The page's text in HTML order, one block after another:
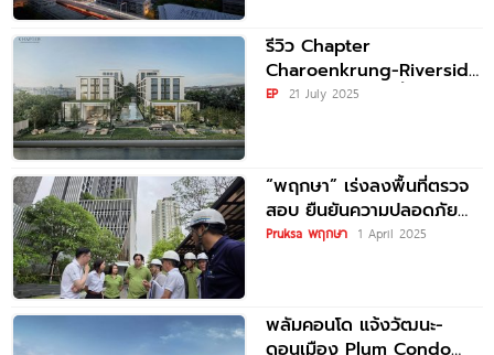
รีวิว Chapter
Charoenkrung-Riverside
คอนโดใหม่ ติดแม่น้ำ
ครอบครัว พร้อมที่จอดรถ
EP 21 July 2025
“พฤกษา” เร่งลงพื้นที่ตรวจ
สอบ ยืนยันความปลอดภัย
“เริ่มลุยงานซ่อม” เคียงข้าง
Pruksa พฤกษา 1 April 2025
พลัมคอนโด แจ้งวัฒนะ-